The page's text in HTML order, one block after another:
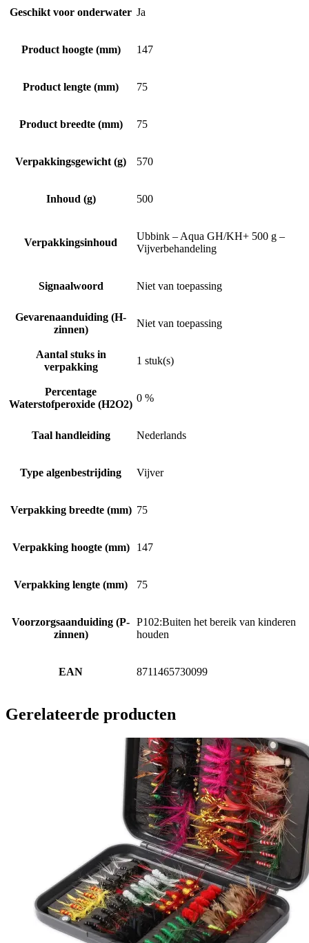
Geschikt voor onderwater Ja
Product hoogte (mm) 147
Product lengte (mm) 75
Product breedte (mm) 75
Verpakkingsgewicht (g) 570
Inhoud (g) 500
Verpakkingsinhoud
Ubbink – Aqua GH/KH+ 500 g –
Vijverbehandeling
Signaalwoord Niet van toepassing
Gevarenaanduiding (H-
zinnen)
Niet van toepassing
Aantal stuks in
verpakking
1 stuk(s)
Percentage
Waterstofperoxide (H2O2)
0 %
Taal handleiding Nederlands
Type algenbestrijding Vijver
Verpakking breedte (mm) 75
Verpakking hoogte (mm) 147
Verpakking lengte (mm) 75
Voorzorgsaanduiding (P-
zinnen)
P102:Buiten het bereik van kinderen
houden
EAN 8711465730099
Gerelateerde producten